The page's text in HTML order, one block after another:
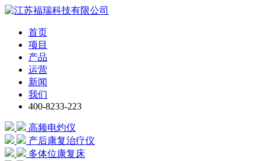
首页
项目
产品
运营
新闻
我们
400-8233-223
高频电灼仪
产后康复治疗仪
多体位康复床